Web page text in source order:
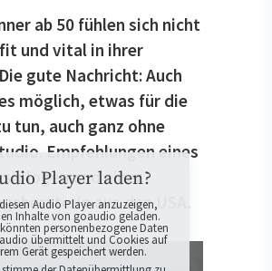
ab 50 fühlen sich nicht
und vital in ihrer
gute Nachricht: Auch
möglich, etwas für die
tun, auch ganz ohne
Empfehlungen eines
und einer
aus den USA.
Player laden?
Audio Player anzuzeigen,
Inhalte von goaudio geladen.
personenbezogene Daten
übermittelt und Cookies auf
Gerät gespeichert werden.